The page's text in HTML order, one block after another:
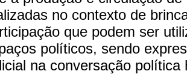
no contexto de
que podem ser
políticos, sendo
na conversação política